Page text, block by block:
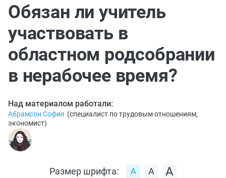
07.08
отношений#новости
Обязан ли учитель
участвовать в
областном родсобрании
в нерабочее время?
Над материалом работали:
Абрамсон София (специалист по трудовым отношениям,
экономист)
Размер шрифта: